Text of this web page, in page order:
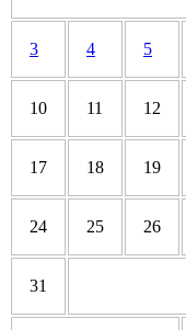
3 4 5
10 11 12
17 18 19
24 25 26
31